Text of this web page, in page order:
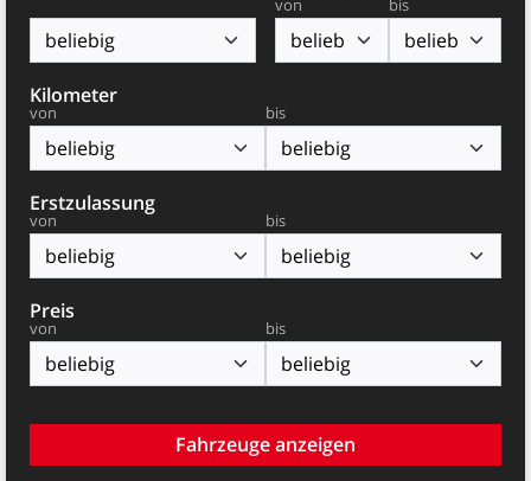
von bis
Kilometer
von bis
Erstzulassung
von bis
Preis
von bis